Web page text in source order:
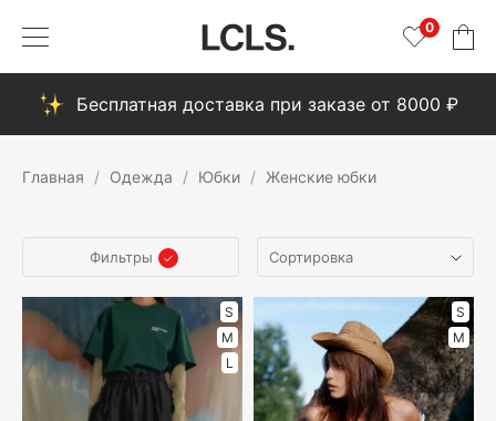
0
Бесплатная доставка при заказе от 8000 ₽
Главная Одежда Юбки Женские юбки
Фильтры
S
M
L
S
M